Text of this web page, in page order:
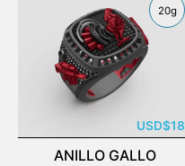
20g
USD$18
ANILLO GALLO